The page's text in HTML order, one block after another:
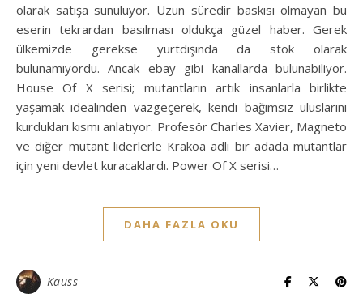
olarak satışa sunuluyor. Uzun süredir baskısı olmayan bu
eserin tekrardan basılması oldukça güzel haber. Gerek
ülkemizde gerekse yurtdışında da stok olarak
bulunamıyordu. Ancak ebay gibi kanallarda bulunabiliyor.
House Of X serisi; mutantların artık insanlarla birlikte
yaşamak idealinden vazgeçerek, kendi bağımsız uluslarını
kurdukları kısmı anlatıyor. Profesör Charles Xavier, Magneto
ve diğer mutant liderlerle Krakoa adlı bir adada mutantlar
için yeni devlet kuracaklardı. Power Of X serisi…
DAHA FAZLA OKU
Kauss